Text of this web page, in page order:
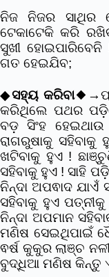
ନିଜ ନିଜର ସାଥିର
ଟେକାଟେକି କରି
ସୁଖୀ ହୋଇପାରିବେନି
ଗତ ହେଇଯିବ;
◆ସହ୍ୟ କରିବା
କରିଥିଲେ ପଥର
ବଡ଼ ସିଂହ
ରାଗରୁଷାକୁ
ଖଟିବାକୁ ହୁଏ !
ସହିବାକୁ ହୁଏ ! ସାହି
ନିନ୍ଦା ଅପଵାଦ
ସହିବାକୁ ହୁଏ
ନିନ୍ଦା ଅପମାନ
ମଣିଷ ସେଇଥିପାଇଁ
ଵର୍ଷ କୁକୁର ଲାଞ୍ଚ
ବୁଦ୍ଧିଆ ମଣିଷ କିନ୍ତୁ